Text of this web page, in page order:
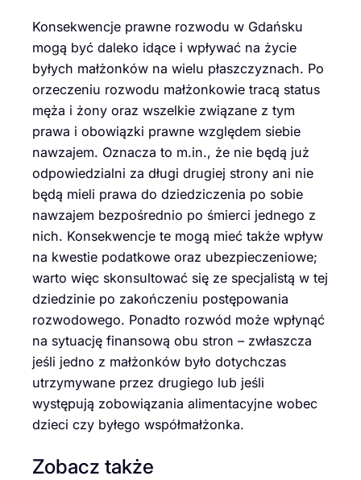
Konsekwencje prawne rozwodu w Gdańsku
mogą być daleko idące i wpływać na życie
byłych małżonków na wielu płaszczyznach. Po
orzeczeniu rozwodu małżonkowie tracą status
męża i żony oraz wszelkie związane z tym
prawa i obowiązki prawne względem siebie
nawzajem. Oznacza to m.in., że nie będą już
odpowiedzialni za długi drugiej strony ani nie
będą mieli prawa do dziedziczenia po sobie
nawzajem bezpośrednio po śmierci jednego z
nich. Konsekwencje te mogą mieć także wpływ
na kwestie podatkowe oraz ubezpieczeniowe;
warto więc skonsultować się ze specjalistą w tej
dziedzinie po zakończeniu postępowania
rozwodowego. Ponadto rozwód może wpłynąć
na sytuację finansową obu stron – zwłaszcza
jeśli jedno z małżonków było dotychczas
utrzymywane przez drugiego lub jeśli
występują zobowiązania alimentacyjne wobec
dzieci czy byłego współmałżonka.
Zobacz także